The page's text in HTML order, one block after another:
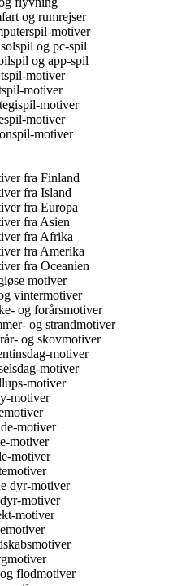
og rumrejser
motiver
og pc-spil
og app-spil
motiver
motiver
motiver
motiver
motiver
fra Finland
fra Island
fra Europa
fra Asien
fra Afrika
fra Amerika
fra Oceanien
motiver
vintermotiver
og forårsmotiver
og strandmotiver
og skovmotiver
motiver
motiver
motiver
motiver
motiver
motiver
motiver
dyr-motiver
motiver
motiver
flodmotiver